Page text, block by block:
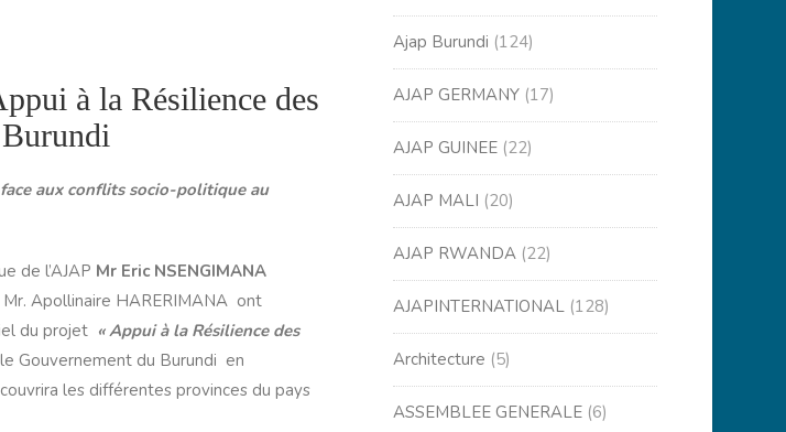
à la Résilience des
aux conflits socio-politique au
de l’AJAP Mr Eric NSENGIMANA
Mr. Apollinaire HARERIMANA ont
du projet « Appui à la Résilience des
Gouvernement du Burundi en
les différentes provinces du pays
Ajap Burundi (124)
AJAP GERMANY (17)
AJAP GUINEE (22)
AJAP MALI (20)
AJAP RWANDA (22)
AJAPINTERNATIONAL (128)
Architecture (5)
ASSEMBLEE GENERALE (6)